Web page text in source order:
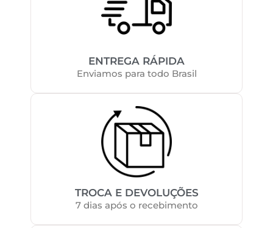
ENTREGA RÁPIDA
Enviamos para todo Brasil
TROCA E DEVOLUÇÕES
7 dias após o recebimento